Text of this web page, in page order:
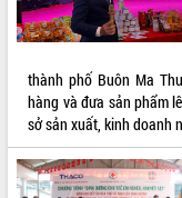
Tất cả: 66067890
thành phố Buôn Ma
hàng và đưa sản phẩm
sở sản xuất, kinh doanh